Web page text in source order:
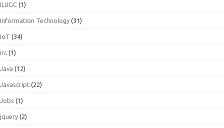
ILUGC (1)
Information Technology (31)
IoT (34)
irc (1)
Java (12)
Javascript (22)
Jobs (1)
jquery (2)